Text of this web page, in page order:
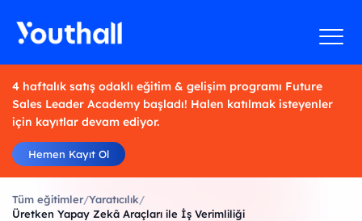
4 haftalık satış odaklı eğitim & gelişim programı Future
Sales Leader Academy başladı! Halen katılmak isteyenler
için kayıtlar devam ediyor.
Hemen Kayıt Ol
Tüm eğitimler/Yaratıcılık/
Üretken Yapay Zekâ Araçları ile İş Verimliliği